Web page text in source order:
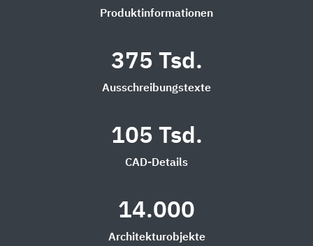
Produktinformationen
375 Tsd.
Ausschreibungstexte
105 Tsd.
CAD-Details
14.000
Architekturobjekte